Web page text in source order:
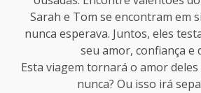
Sarah e Tom se encontram em
nunca esperava. Juntos, eles
seu amor, confiança e
Esta viagem tornará o amor
nunca? Ou isso irá